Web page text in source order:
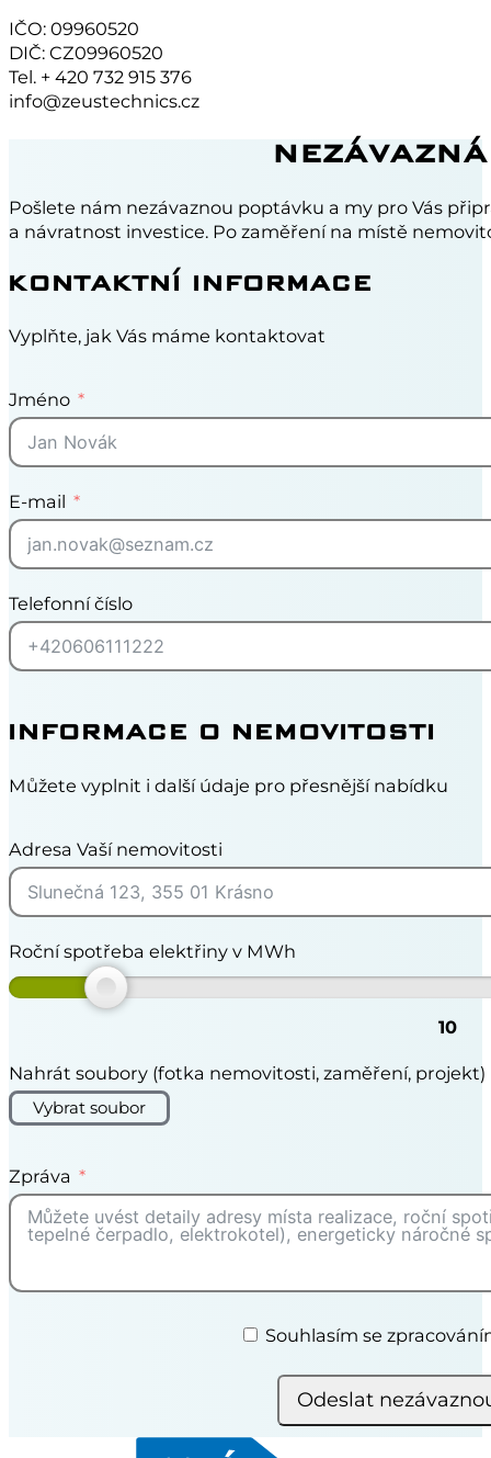
IČO: 09960520
DIČ: CZ09960520
Tel. + 420 732 915 376
info@zeustechnics.cz
Pošlete nám nezávaznou poptávku a my pro Vás
a návratnost investice. Po zaměření na místě
KONTAKTNÍ INFORMACE
Vyplňte, jak Vás máme kontaktovat
Jméno
E-mail
Telefonní číslo
INFORMACE O NEMOVITOSTI
Můžete vyplnit i další údaje pro přesnější nabídku
Adresa Vaší nemovitosti
Roční spotřeba elektřiny v MWh
10
Nahrát soubory (fotka nemovitosti, zaměření, projekt)
Vybrat soubor
Zpráva
Souhlasím se
Odeslat